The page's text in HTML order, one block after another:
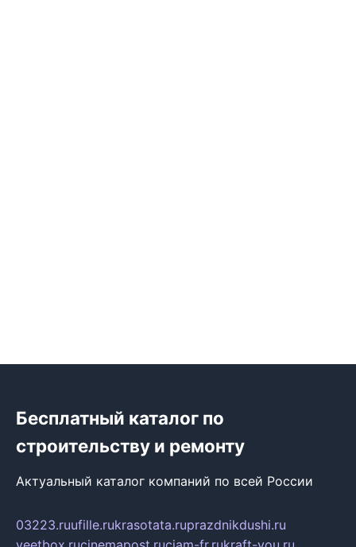
Бесплатный каталог по
строительству и ремонту
Актуальный каталог компаний по всей России
03223.ruufille.rukrasotata.ruprazdnikdushi.ru